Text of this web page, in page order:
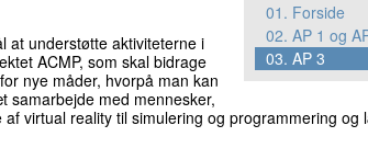
01. Forside
02. AP 1 og
03. AP 3
at understøtte aktiviteterne i
ACMP, som skal bidrage
nye måder, hvorpå man kan
samarbejde med mennesker,
af virtual reality til simulering og programmering